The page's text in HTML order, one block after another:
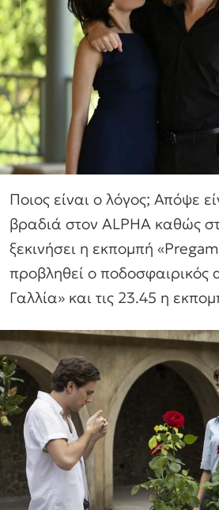
Ποιος είναι ο λόγος; Απόψε
βραδιά στον ALPHA καθώς
ξεκινήσει η εκπομπή
προβληθεί ο ποδοσφαιρικός
Γαλλία» και τις 23.45 η